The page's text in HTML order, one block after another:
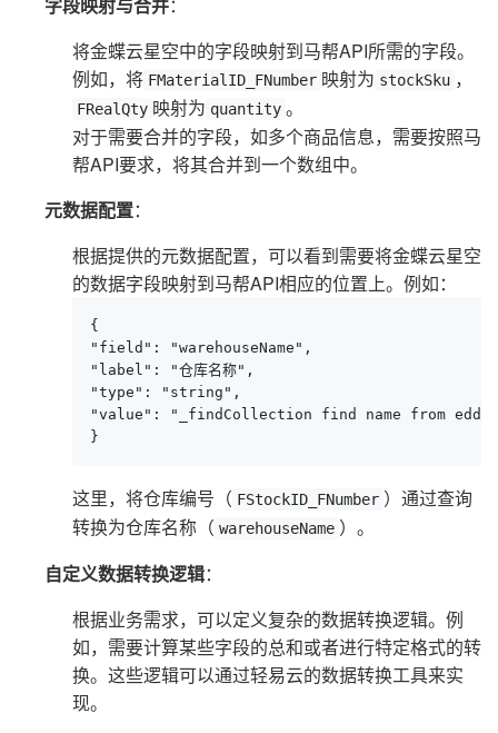
将金蝶云星空中的字段映射到马帮API所需的字段。
例如，将 FMaterialID_FNumber 映射为 stockSku ，
FRealQty 映射为 quantity 。
对于需要合并的字段，如多个商品信息，需要按照马
帮API要求，将其合并到一个数组中。
元数据配置：
根据提供的元数据配置，可以看到需要将金蝶云星空
的数据字段映射到马帮API相应的位置上。例如：
{
"field": "warehouseName",
"label": "仓库名称",
"type": "string",
"value": "_findCollection find name from
}
这里，将仓库编号（ FStockID_FNumber ）通过查询
转换为仓库名称（ warehouseName ）。
自定义数据转换逻辑：
根据业务需求，可以定义复杂的数据转换逻辑。例
如，需要计算某些字段的总和或者进行特定格式的转
换。这些逻辑可以通过轻易云的数据转换工具来实
现。